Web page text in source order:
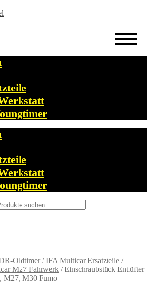
Oldtimer/IFA Multicar Ersatzteile /
M27 Fahrwerk /Einschraubstück Entlüfter
M27, M30 Fumo